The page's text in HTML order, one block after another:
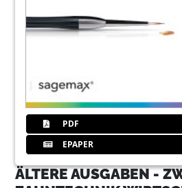
PDF
EPAPER
ÄLTERE AUSGABEN -